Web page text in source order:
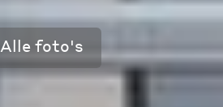
Alle foto's